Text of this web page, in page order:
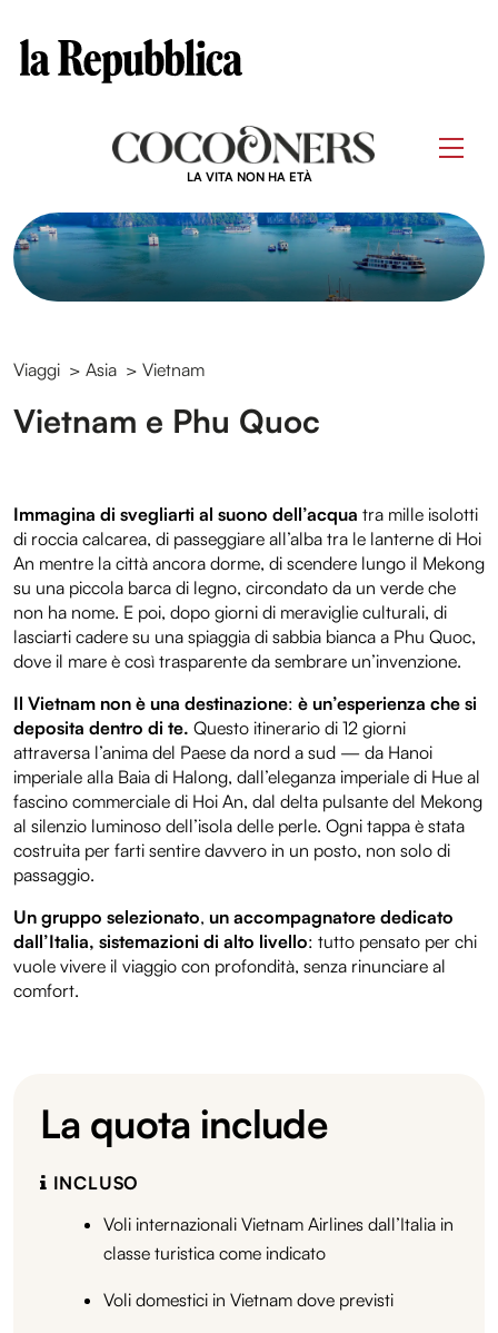
LA VITA NON HA ETÀ
Viaggi > Asia > Vietnam
Vietnam e Phu Quoc
Immagina di svegliarti al suono dell’acqua tra mille isolotti
di roccia calcarea, di passeggiare all’alba tra le lanterne di Hoi
An mentre la città ancora dorme, di scendere lungo il Mekong
su una piccola barca di legno, circondato da un verde che
non ha nome. E poi, dopo giorni di meraviglie culturali, di
lasciarti cadere su una spiaggia di sabbia bianca a Phu Quoc,
dove il mare è così trasparente da sembrare un’invenzione.
Il Vietnam non è una destinazione: è un’esperienza che si
deposita dentro di te. Questo itinerario di 12 giorni
attraversa l’anima del Paese da nord a sud — da Hanoi
imperiale alla Baia di Halong, dall’eleganza imperiale di Hue al
fascino commerciale di Hoi An, dal delta pulsante del Mekong
al silenzio luminoso dell’isola delle perle. Ogni tappa è stata
costruita per farti sentire davvero in un posto, non solo di
passaggio.
Un gruppo selezionato, un accompagnatore dedicato
dall’Italia, sistemazioni di alto livello: tutto pensato per chi
vuole vivere il viaggio con profondità, senza rinunciare al
comfort.
La quota include
INCLUSO
Voli internazionali Vietnam Airlines dall’Italia in
classe turistica come indicato
Voli domestici in Vietnam dove previsti